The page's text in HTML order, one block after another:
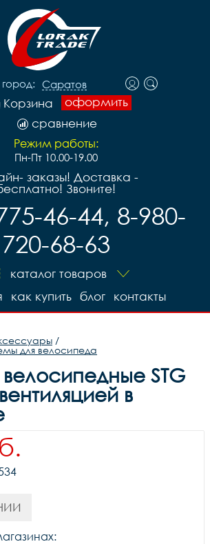
Саратов
оформить
Корзина
сравнение
Режим работы:
Пн-Пт 10.00-19.00
заказы! Доставка -
Звоните!
46-44, 8-980-
720-68-63
каталог товаров
контакты
блог
как купить
/
для велосипеда
STG
в